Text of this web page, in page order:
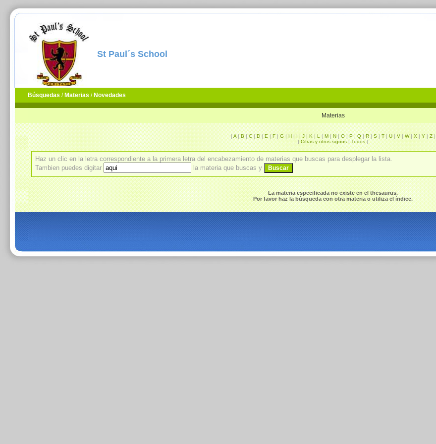
St Paul´s School
Búsquedas / Materias / Novedades
Materias
|A|B|C|D|E|F|G|H|I|J|K|L|M|N|O|P|Q|R|S|T|U|V|W|X|Y|Z|
|Cifras y otros signos|Todos|
Haz un clic en la letra correspondiente a la primera letra del encabezamiento de materias que buscas para desplegar la lista.
Tambien puedes digitar
la materia que buscas y
La materia especificada no existe en el thesaurus.
Por favor haz la búsqueda con otra materia o utiliza el índice.